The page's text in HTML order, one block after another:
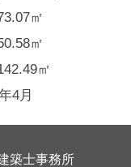
㎡
㎡
㎡
4月
築士事務所